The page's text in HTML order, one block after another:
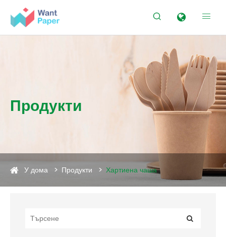
 
Продукти
У дома Продукти Хартиена чаша